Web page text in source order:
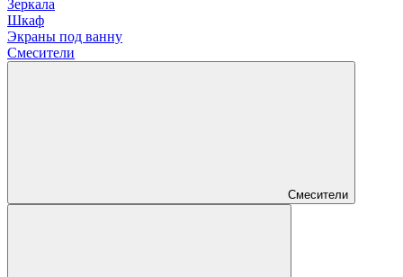
Зеркала
Шкаф
Экраны под ванну
Смесители
Смесители